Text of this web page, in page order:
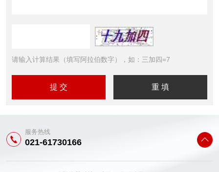
请输入计算结果（填写阿拉伯数字），如：三加四=7
服务热线
021-61730166